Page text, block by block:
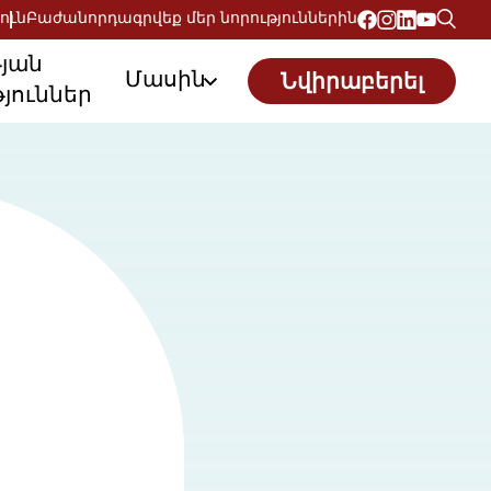
Բաժանորդագրվեք մեր նորություններին
Մասին Նվիրաբերել